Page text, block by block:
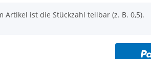
Artikel ist die Stückzahl teilbar (z. B. 0,5).